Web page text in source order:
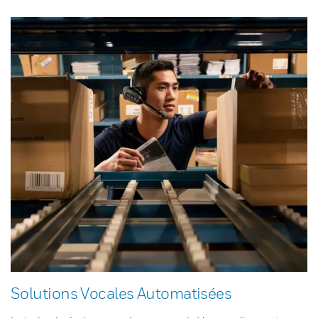
Solutions Vocales Automatisées